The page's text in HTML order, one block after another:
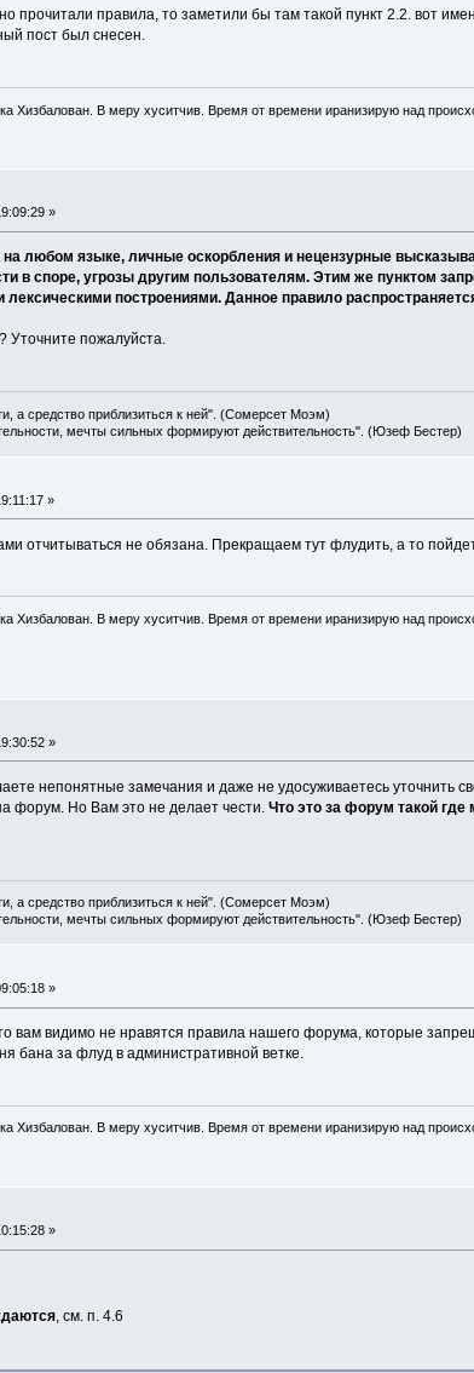
прочитали правила, то заметили бы там такой пункт 2.2. вот
пост был снесен.
Хизбалован. В меру хуситчив. Время от времени иранизирую над
»
на любом языке, личные оскорбления и нецензурные
в споре, угрозы другим пользователям. Этим же пунктом
построениями. Данное правило
Уточните пожалуйста.
а средство приблизиться к ней". (Сомерсет Моэм)
мечты сильных формируют действительность". (Юзеф Бестер)
»
отчитываться не обязана. Прекращаем тут флудить, а то
Хизбалован. В меру хуситчив. Время от времени иранизирую над
»
непонятные замечания и даже не удосуживаетесь уточнить
форум. Но Вам это не делает чести. Что это за форум такой
а средство приблизиться к ней". (Сомерсет Моэм)
мечты сильных формируют действительность". (Юзеф Бестер)
»
вам видимо не нравятся правила нашего форума, которые
бана за флуд в административной ветке.
Хизбалован. В меру хуситчив. Время от времени иранизирую над
»
, см. п. 4.6